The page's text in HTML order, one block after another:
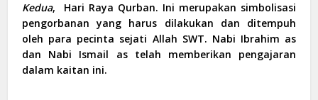
Kedua, Hari Raya Qurban. Ini merupakan simbolisasi
pengorbanan yang harus dilakukan dan ditempuh
oleh para pecinta sejati Allah SWT. Nabi Ibrahim as
dan Nabi Ismail as telah memberikan pengajaran
dalam kaitan ini.